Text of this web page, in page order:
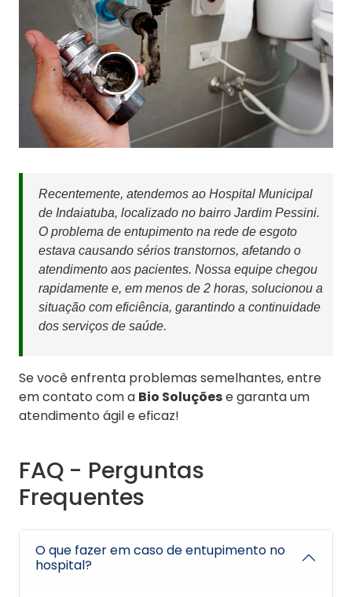
Recentemente, atendemos ao Hospital Municipal
de Indaiatuba, localizado no bairro Jardim Pessini.
O problema de entupimento na rede de esgoto
estava causando sérios transtornos, afetando o
atendimento aos pacientes. Nossa equipe chegou
rapidamente e, em menos de 2 horas, solucionou a
situação com eficiência, garantindo a continuidade
dos serviços de saúde.
Se você enfrenta problemas semelhantes, entre
em contato com a Bio Soluçõese garanta um
atendimento ágil e eficaz!
FAQ - Perguntas
Frequentes
O que fazer em caso de entupimento no
hospital?